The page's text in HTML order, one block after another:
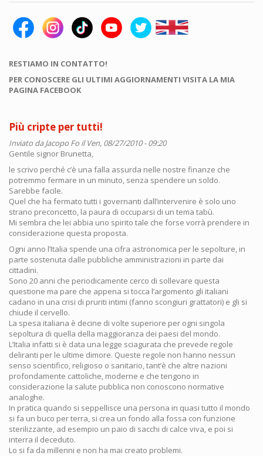
RESTIAMO IN CONTATTO!
PER CONOSCERE GLI ULTIMI AGGIORNAMENTI VISITA LA MIA
PAGINA FACEBOOK
Più cripte per tutti!
Inviato daJacopo Fo il Ven, 08/27/2010 - 09:20
Gentile signor Brunetta,
le scrivo perché c’è una falla assurda nelle nostre finanze che
potremmo fermare in un minuto, senza spendere un soldo.
Sarebbe facile.
Quel che ha fermato tutti i governanti dall’intervenire è solo uno
strano preconcetto, la paura di occuparsi di un tema tabù.
Mi sembra che lei abbia uno spirito tale che forse vorrà prendere in
considerazione questa proposta.
Ogni anno l’Italia spende una cifra astronomica per le sepolture, in
parte sostenuta dalle pubbliche amministrazioni in parte dai
cittadini.
Sono 20 anni che periodicamente cerco di sollevare questa
questione ma pare che appena si tocca l’argomento gli italiani
cadano in una crisi di pruriti intimi (fanno scongiuri grattatori) e gli si
chiude il cervello.
La spesa italiana è decine di volte superiore per ogni singola
sepoltura di quella della maggioranza dei paesi del mondo.
L’Italia infatti si è data una legge sciagurata che prevede regole
deliranti per le ultime dimore. Queste regole non hanno nessun
senso scientifico, religioso o sanitario, tant’è che altre nazioni
profondamente cattoliche, moderne e che tengono in
considerazione la salute pubblica non conoscono normative
analoghe.
In pratica quando si seppellisce una persona in quasi tutto il mondo
si fa un buco per terra, si crea un fondo alla fossa con funzione
sterilizzante, ad esempio un paio di sacchi di calce viva, e poi si
interra il deceduto.
Lo si fa da millenni e non ha mai creato problemi.